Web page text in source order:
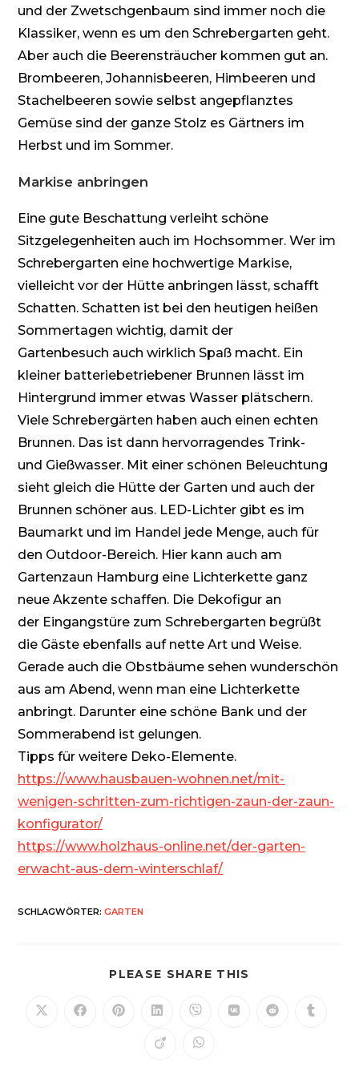
und der Zwetschgenbaum sind immer noch die
Klassiker, wenn es um den Schrebergarten geht.
Aber auch die Beerensträucher kommen gut an.
Brombeeren, Johannisbeeren, Himbeeren und
Stachelbeeren sowie selbst angepflanztes
Gemüse sind der ganze Stolz es Gärtners im
Herbst und im Sommer.
Markise anbringen
Eine gute Beschattung verleiht schöne
Sitzgelegenheiten auch im Hochsommer. Wer im
Schrebergarten eine hochwertige Markise,
vielleicht vor der Hütte anbringen lässt, schafft
Schatten. Schatten ist bei den heutigen heißen
Sommertagen wichtig, damit der
Gartenbesuch auch wirklich Spaß macht. Ein
kleiner batteriebetriebener Brunnen lässt im
Hintergrund immer etwas Wasser plätschern.
Viele Schrebergärten haben auch einen echten
Brunnen. Das ist dann hervorragendes Trink-
und Gießwasser. Mit einer schönen Beleuchtung
sieht gleich die Hütte der Garten und auch der
Brunnen schöner aus. LED-Lichter gibt es im
Baumarkt und im Handel jede Menge, auch für
den Outdoor-Bereich. Hier kann auch am
Gartenzaun Hamburg eine Lichterkette ganz
neue Akzente schaffen. Die Dekofigur an
der Eingangstüre zum Schrebergarten begrüßt
die Gäste ebenfalls auf nette Art und Weise.
Gerade auch die Obstbäume sehen wunderschön
aus am Abend, wenn man eine Lichterkette
anbringt. Darunter eine schöne Bank und der
Sommerabend ist gelungen.
Tipps für weitere Deko-Elemente.
https://www.hausbauen-wohnen.net/mit-
wenigen-schritten-zum-richtigen-zaun-der-zaun-
konfigurator/
https://www.holzhaus-online.net/der-garten-
erwacht-aus-dem-winterschlaf/
SCHLAGWÖRTER:GARTEN
PLEASE SHARE THIS
ÖffnetÖffnetÖffnetÖffnet
einem
neuen
Öffnet
einem
neuen
ÖffnetÖffnet Öffnet
ÖffnetÖffnet